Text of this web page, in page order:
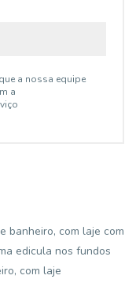
a nossa equipe
a
banheiro, com laje com
edicula nos fundos
com laje